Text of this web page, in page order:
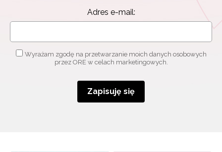
Adres e-mail:
Wyrażam zgodę na przetwarzanie moich danych osobowych
przez ORE w celach marketingowych.
Zapisuję się